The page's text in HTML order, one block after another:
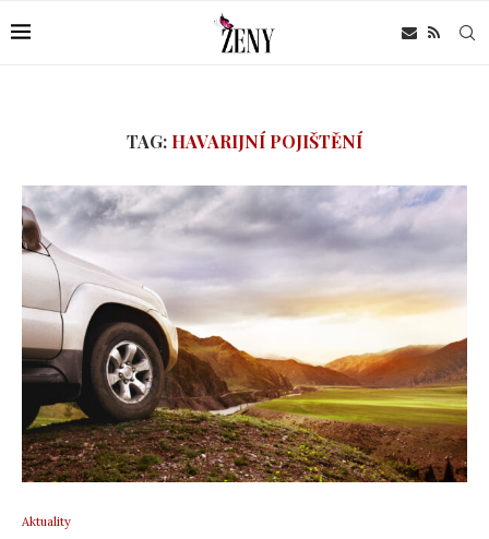
TAG: HAVARIJNÍ POJIŠTĚNÍ
Aktuality